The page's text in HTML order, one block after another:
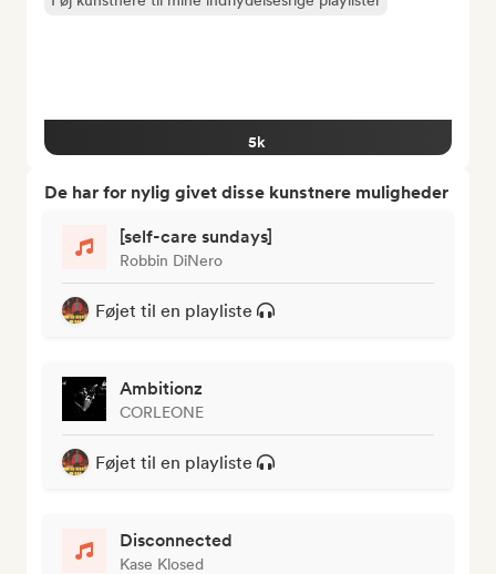
5k
De har for nylig givet disse kunstnere muligheder
[self-care sundays]
Robbin DiNero
Føjet til en playliste
Ambitionz
CORLEONE
Føjet til en playliste
Disconnected
Kase Klosed